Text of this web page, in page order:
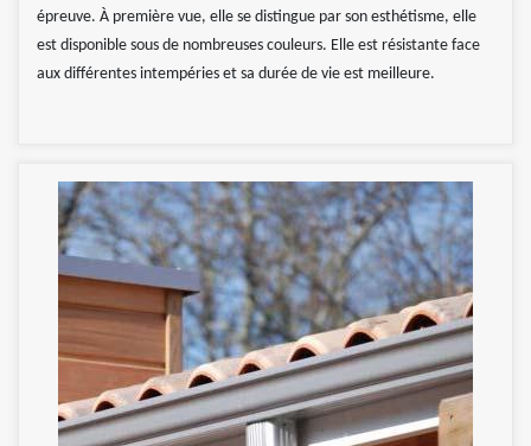
épreuve. À première vue, elle se distingue par son esthétisme, elle
est disponible sous de nombreuses couleurs. Elle est résistante face
aux différentes intempéries et sa durée de vie est meilleure.